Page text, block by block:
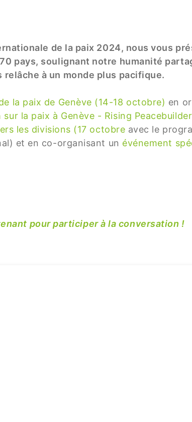
de la paix 2024, nous vous
pays, soulignant notre humanité
à un monde plus pacifique.
la paix de Genève (14-18 octobre) en
la paix à Genève - Rising
les divisions (17 octobre avec le
et en co-organisant un événement
pour participer à la conversation !